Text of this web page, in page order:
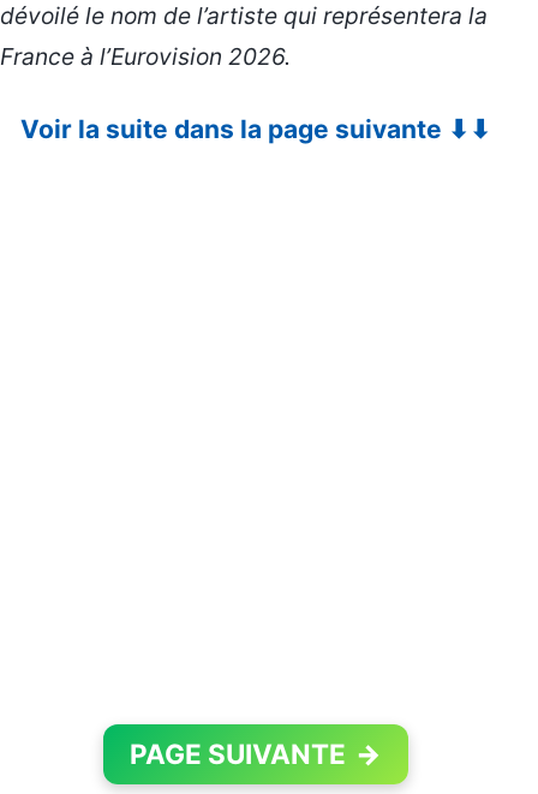
dévoilé le nom de l’artiste qui représentera la
France à l’Eurovision 2026.
Voir la suite dans la page suivante ⬇⬇
PAGE SUIVANTE →